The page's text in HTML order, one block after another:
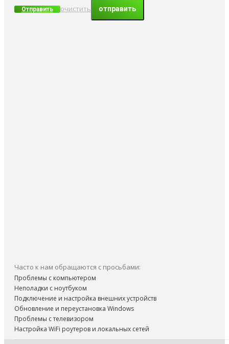
Отправить очистить
Часто к нам обращаются с просьбами:
Проблемы с компьютером
Неполадки с ноутбуком
Подключение и настройка внешних устройств
Обновление и переустановка Windows
Проблемы с телевизором
Настройка WiFi роутеров и локальных сетей